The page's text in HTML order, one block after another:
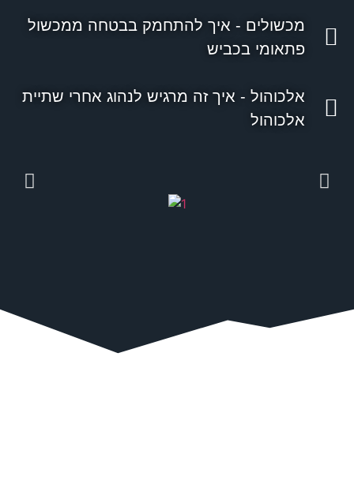
מכשולים - איך להתחמק בבטחה ממכשול
פתאומי בכביש
אלכוהול - איך זה מרגיש לנהוג אחרי שתיית
אלכוהול